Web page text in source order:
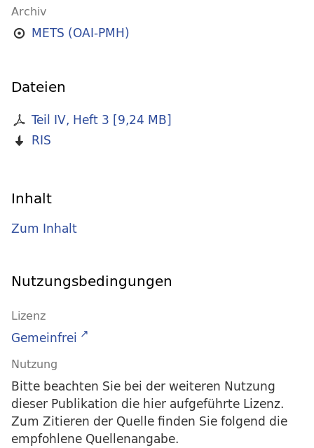
Archiv
METS (OAI-PMH)
Dateien
Teil IV, Heft 3 [9,24 MB]
RIS
Inhalt
Zum Inhalt
Nutzungsbedingungen
Lizenz
Gemeinfrei
Nutzung
Bitte beachten Sie bei der weiteren Nutzung
dieser Publikation die hier aufgeführte Lizenz.
Zum Zitieren der Quelle finden Sie folgend die
empfohlene Quellenangabe.